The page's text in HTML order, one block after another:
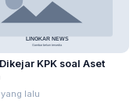
KPK soal Aset
lalu